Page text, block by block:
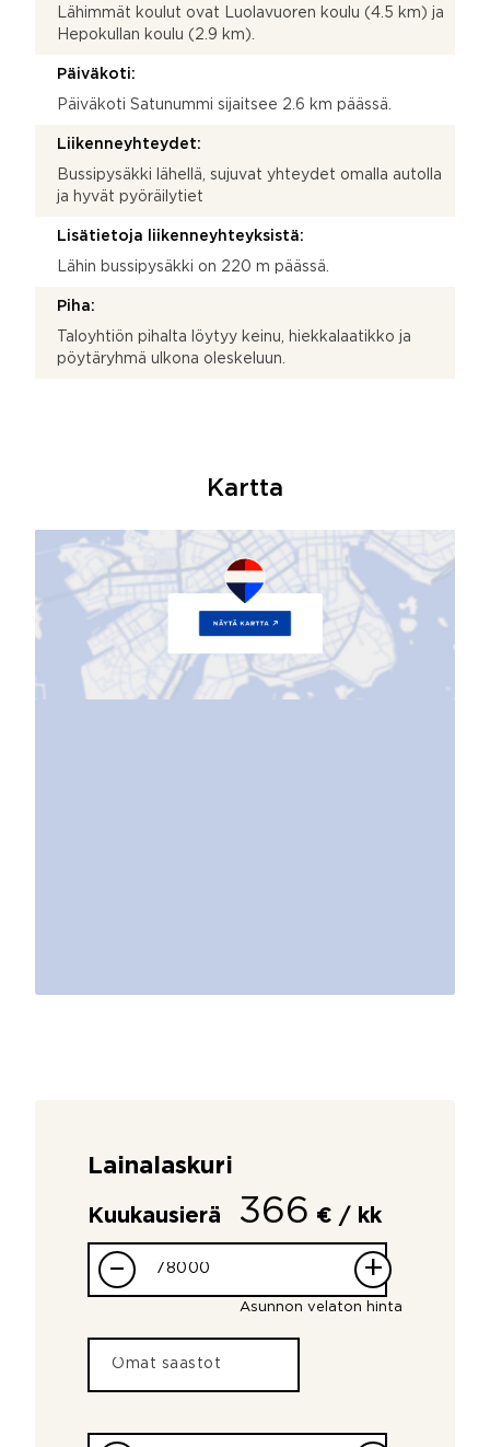
Lähimmät koulut ovat Luolavuoren koulu (4.5 km) ja
Hepokullan koulu (2.9 km).
Päiväkoti:
Päiväkoti Satunummi sijaitsee 2.6 km päässä.
Liikenneyhteydet:
Bussipysäkki lähellä, sujuvat yhteydet omalla autolla
ja hyvät pyöräilytiet
Lisätietoja liikenneyhteyksistä:
Lähin bussipysäkki on 220 m päässä.
Piha:
Taloyhtiön pihalta löytyy keinu, hiekkalaatikko ja
pöytäryhmä ulkona oleskeluun.
Kartta
Lainalaskuri
Kuukausierä 366 € / kk
– +
Asunnon velaton hinta